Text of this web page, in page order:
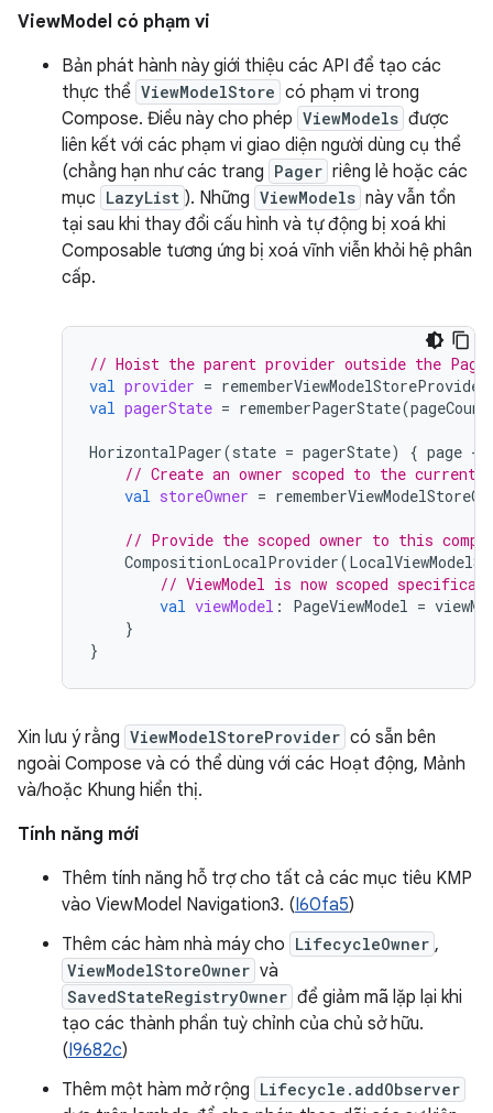
ViewModel có phạm vi
Bản phát hành này giới thiệu các API để tạo các
thực thể ViewModelStore có phạm vi trong
Compose. Điều này cho phép ViewModels được
liên kết với các phạm vi giao diện người dùng cụ thể
(chẳng hạn như các trang Pager riêng lẻ hoặc các
mục LazyList ). Những ViewModels này vẫn tồn
tại sau khi thay đổi cấu hình và tự động bị xoá khi
Composable tương ứng bị xoá vĩnh viễn khỏi hệ phân
cấp.
// Hoist the parent provider outside the
val provider = rememberViewModelStoreProvider
val pagerState = rememberPagerState(pageCount
HorizontalPager(state = pagerState) { page -
// Create an owner scoped to the current
val storeOwner =
// Provide the scoped owner to this
CompositionLocalProvider(
// ViewModel is now scoped
val viewModel : PageViewModel =
}
}
Xin lưu ý rằng ViewModelStoreProvider có sẵn bên
ngoài Compose và có thể dùng với các Hoạt động, Mảnh
và/hoặc Khung hiển thị.
Tính năng mới
Thêm tính năng hỗ trợ cho tất cả các mục tiêu KMP
vào ViewModel Navigation3. (I60fa5)
Thêm các hàm nhà máy cho LifecycleOwner ,
ViewModelStoreOwner và
SavedStateRegistryOwner để giảm mã lặp lại khi
tạo các thành phần tuỳ chỉnh của chủ sở hữu.
(I9682c)
Thêm một hàm mở rộng Lifecycle.addObserver